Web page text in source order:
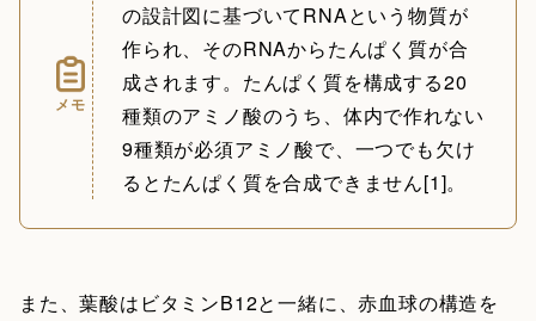
メモ
の設計図に基づいてRNAという物質が
作られ、そのRNAからたんぱく質が合
成されます。たんぱく質を構成する20
種類のアミノ酸のうち、体内で作れない
9種類が必須アミノ酸で、一つでも欠け
るとたんぱく質を合成できません[1]。
また、葉酸はビタミンB12と一緒に、赤血球の構造を